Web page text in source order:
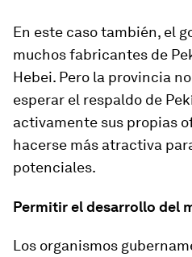
En este caso también, el
muchos fabricantes de
Hebei. Pero la provincia
esperar el respaldo de
activamente sus propias
hacerse más atractiva
potenciales.
Permitir el desarrollo del
Los organismos